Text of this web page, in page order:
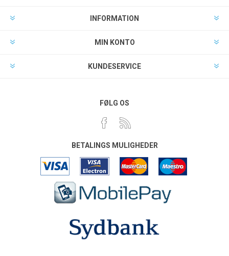
INFORMATION
MIN KONTO
KUNDESERVICE
FØLG OS
BETALINGS MULIGHEDER